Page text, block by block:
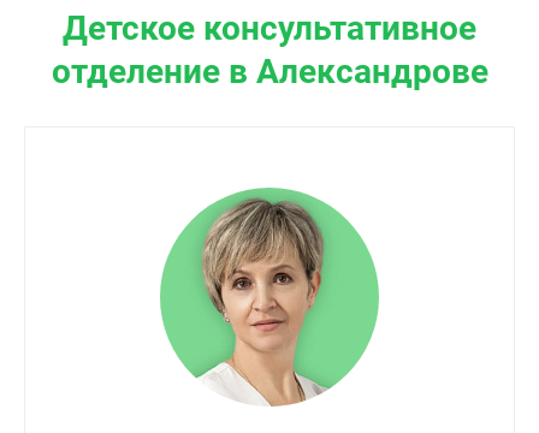
Детское консультативное
отделение в Александрове